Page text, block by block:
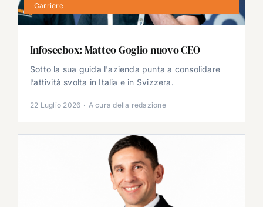
Carriere
Infosecbox: Matteo Goglio nuovo CEO
Sotto la sua guida l'azienda punta a consolidare
l’attività svolta in Italia e in Svizzera.
22 Luglio 2026 · A cura della redazione